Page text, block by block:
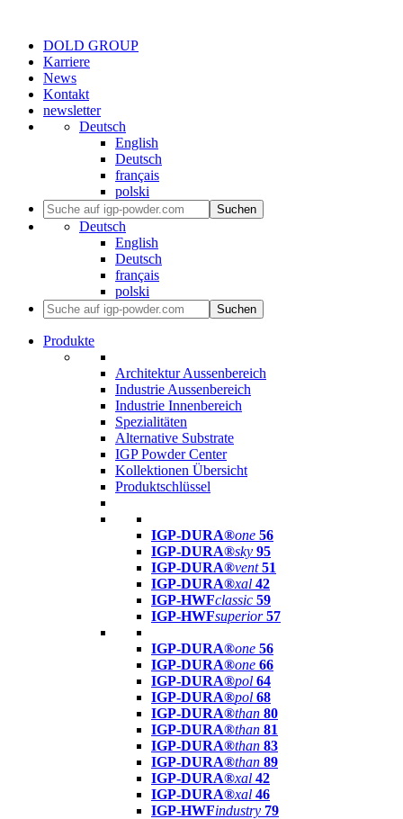
DOLD GROUP
Karriere
News
Kontakt
newsletter
Deutsch
English
Deutsch
français
polski
Suchen
Deutsch
English
Deutsch
français
polski
Suchen
Produkte
Architektur Aussenbereich
Industrie Aussenbereich
Industrie Innenbereich
Spezialitäten
Alternative Substrate
IGP Powder Center
Kollektionen Übersicht
Produktschlüssel
IGP-DURA®one 56
IGP-DURA®sky 95
IGP-DURA®vent 51
IGP-DURA®xal 42
IGP-HWFclassic 59
IGP-HWFsuperior 57
IGP-DURA®one 56
IGP-DURA®one 66
IGP-DURA®pol 64
IGP-DURA®pol 68
IGP-DURA®than 80
IGP-DURA®than 81
IGP-DURA®than 83
IGP-DURA®than 89
IGP-DURA®xal 42
IGP-DURA®xal 46
IGP-HWFindustry 79